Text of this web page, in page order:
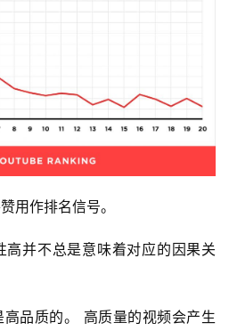
用作排名信号。
并不总是意味着对应的因果关
品质的。 高质量的视频会产生